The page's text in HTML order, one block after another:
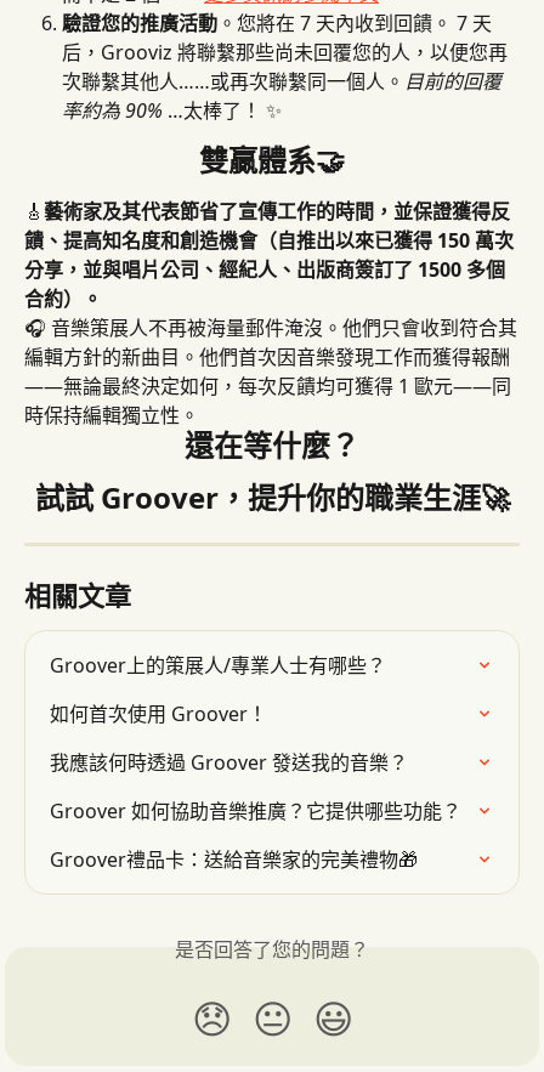
驗證您的推廣活動 。您將在 7 天內收到回饋。 7 天
后，Grooviz 將聯繫那些尚未回覆您的人，以便您再
次聯繫其他人……或再次聯繫同一個人。 目前的回覆
率約為 90% …太棒了！ ✨
雙贏體系🤝
🎸藝術家及其代表節省了宣傳工作的時間，並保證獲得反
饋、提高知名度和創造機會（自推出以來已獲得 150 萬次
分享，並與唱片公司、經紀人、出版商簽訂了 1500 多個
合約）。
🎧 音樂策展人不再被海量郵件淹沒。他們只會收到符合其
編輯方針的新曲目。他們首次因音樂發現工作而獲得報酬
——無論最終決定如何，每次反饋均可獲得 1 歐元——同
時保持編輯獨立性。
還在等什麼？
試試 Groover，提升你的職業生涯🚀
相關文章
Groover上的策展人/專業人士有哪些？
如何首次使用 Groover！
我應該何時透過 Groover 發送我的音樂？
Groover 如何協助音樂推廣？它提供哪些功能？
Groover禮品卡：送給音樂家的完美禮物🎁
是否回答了您的問題？
😞 😐 😃